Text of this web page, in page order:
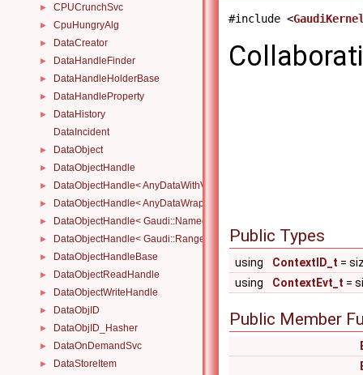
► CPUCrunchSvc
► CpuHungryAlg
► DataCreator
► DataHandleFinder
► DataHandleHolderBase
► DataHandleProperty
►
DataHistory
DataIncident
► DataObject
► DataObjectHandle
► DataObjectHandle< AnyDataWithViewWrapper< View, Owned > >
► DataObjectHandle< AnyDataWrapper< T > >
► DataObjectHandle< Gaudi::NamedRange_< T > >
► DataObjectHandle< Gaudi::Range_< T > >
► DataObjectHandleBase
► DataObjectReadHandle
► DataObjectWriteHandle
► DataObjID
► DataObjID_Hasher
► DataOnDemandSvc
► DataStoreItem
#include <
Public Types
using ContextID_t =
using
ContextEvt_t =
Public Member